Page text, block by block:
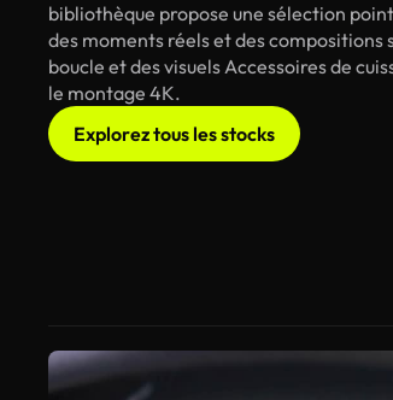
bibliothèque propose une sélection
des moments réels et des compositions
boucle et des visuels Accessoires de
le montage 4K.
Explorez tous les stocks